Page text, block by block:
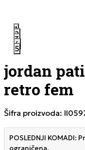
1
2
3
4
5
jordan
retro fem
Šifra proizvoda:
POSLEDNJI KOMADI:
ograničena.